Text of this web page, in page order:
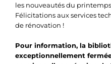
les nouveautés du
Félicitations aux services
de rénovation !
Pour information, la
exceptionnellement